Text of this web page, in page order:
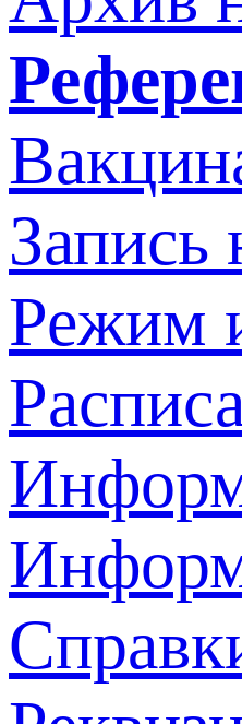
Запись
Режим